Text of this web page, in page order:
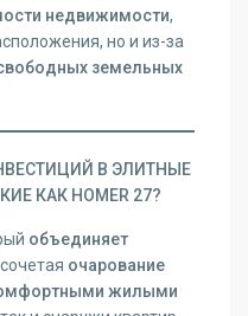
недвижимости,
но и из-за
земельных
В ЭЛИТНЫЕ
КАК HOMER 27?
объединяет
очарование
жилыми